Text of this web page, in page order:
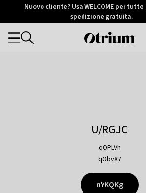
Otrium
Trustpilot
Nuovo cliente? Usa WELCOME per
spedizione gratuita.
Otrium
Categories
U/RGJC
qQPLVh
qObvX7
nYKQKg